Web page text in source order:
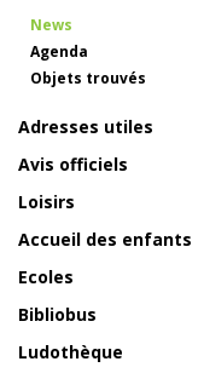
News
Agenda
Objets trouvés
Adresses utiles
Avis officiels
Loisirs
Accueil des enfants
Ecoles
Bibliobus
Ludothèque